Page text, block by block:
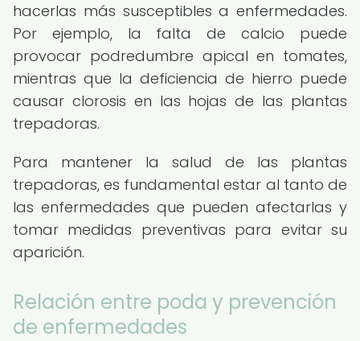
hacerlas más susceptibles a enfermedades.
Por ejemplo, la falta de calcio puede
provocar podredumbre apical en tomates,
mientras que la deficiencia de hierro puede
causar clorosis en las hojas de las plantas
trepadoras.
Para mantener la salud de las plantas
trepadoras, es fundamental estar al tanto de
las enfermedades que pueden afectarlas y
tomar medidas preventivas para evitar su
aparición.
Relación entre poda y prevención
de enfermedades